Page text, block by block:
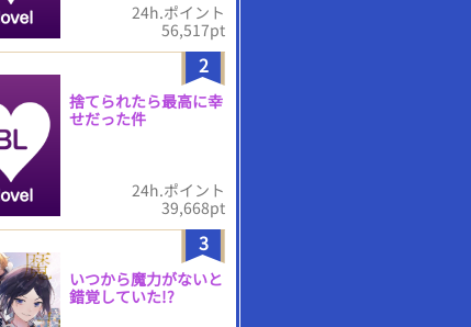
24h.ポイント
56,517pt
2
捨てられたら最高に幸
せだった件
24h.ポイント
39,668pt
3
いつから魔力がないと
錯覚していた!?